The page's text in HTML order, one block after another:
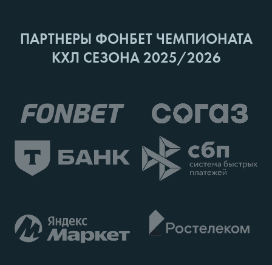
ПАРТНЕРЫ ФОНБЕТ ЧЕМПИОНАТА
КХЛ СЕЗОНА 2025/2026